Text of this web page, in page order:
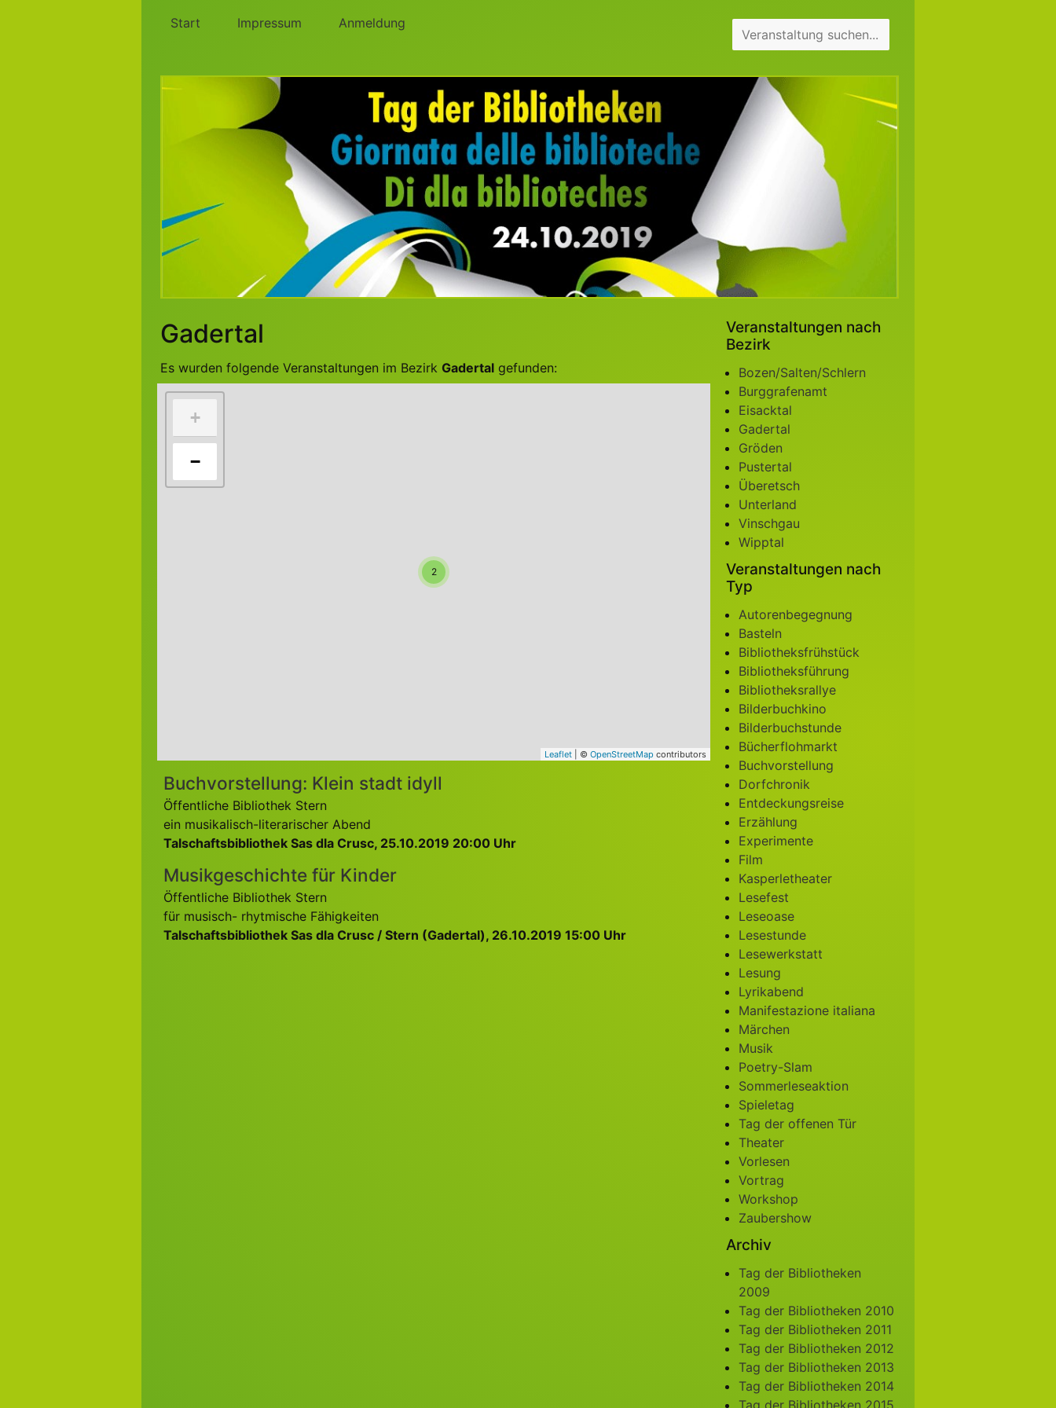
Start Impressum Anmeldung
Gadertal
Es wurden folgende Veranstaltungen im Bezirk Gadertal gefunden:
2
+
−
Leaflet | © OpenStreetMap contributors
Buchvorstellung: Klein stadt idyll
Öffentliche Bibliothek Stern
ein musikalisch-literarischer Abend
Talschaftsbibliothek Sas dla Crusc, 25.10.2019 20:00 Uhr
Musikgeschichte für Kinder
Öffentliche Bibliothek Stern
für musisch- rhytmische Fähigkeiten
Talschaftsbibliothek Sas dla Crusc / Stern (Gadertal), 26.10.2019 15:00 Uhr
Veranstaltungen nach
Bezirk
Bozen/Salten/Schlern
Burggrafenamt
Eisacktal
Gadertal
Gröden
Pustertal
Überetsch
Unterland
Vinschgau
Wipptal
Veranstaltungen nach
Typ
Autorenbegegnung
Basteln
Bibliotheksfrühstück
Bibliotheksführung
Bibliotheksrallye
Bilderbuchkino
Bilderbuchstunde
Bücherflohmarkt
Buchvorstellung
Dorfchronik
Entdeckungsreise
Erzählung
Experimente
Film
Kasperletheater
Lesefest
Leseoase
Lesestunde
Lesewerkstatt
Lesung
Lyrikabend
Manifestazione italiana
Märchen
Musik
Poetry-Slam
Sommerleseaktion
Spieletag
Tag der offenen Tür
Theater
Vorlesen
Vortrag
Workshop
Zaubershow
Archiv
Tag der Bibliotheken
2009
Tag der Bibliotheken 2010
Tag der Bibliotheken 2011
Tag der Bibliotheken 2012
Tag der Bibliotheken 2013
Tag der Bibliotheken 2014